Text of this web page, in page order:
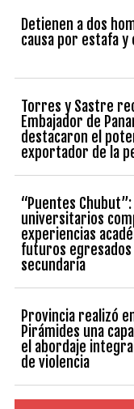
Detienen a dos
causa por estafa
Torres y Sastre
Embajador de
destacaron el
exportador de la
“Puentes
universitarios
experiencias
futuros egresados
secundaria
Provincia realizó
Pirámides una
el abordaje
de violencia